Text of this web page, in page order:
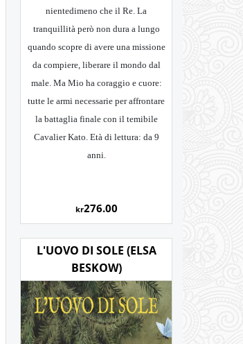
nientedimeno che il Re. La
tranquillità però non dura a lungo
quando scopre di avere una missione
da compiere, liberare il mondo dal
male. Ma Mio ha coraggio e cuore:
tutte le armi necessarie per affrontare
la battaglia finale con il temibile
Cavalier Kato. Età di lettura: da 9
anni.
kr276.00
L'UOVO DI SOLE (ELSA
BESKOW)